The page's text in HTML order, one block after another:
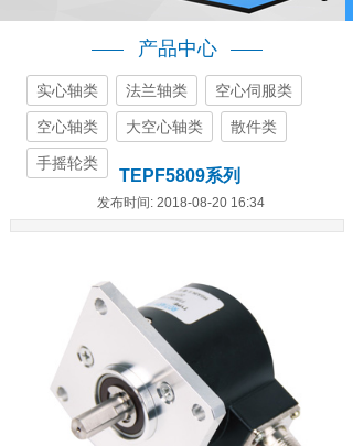
产品中心
实心轴类 法兰轴类 空心伺服类
空心轴类 大空心轴类 散件类
手摇轮类
TEPF5809系列
发布时间: 2018-08-20 16:34